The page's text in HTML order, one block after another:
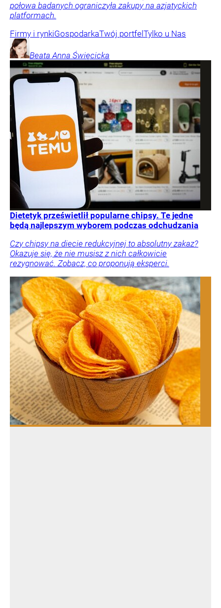
połowa badanych ograniczyła zakupy na azjatyckich
platformach.
Firmy i rynkiGospodarkaTwój portfelTylko u Nas
Beata Anna Święcicka
Dietetyk prześwietlił popularne chipsy. Te jedne
będą najlepszym wyborem podczas odchudzania
Czy chipsy na diecie redukcyjnej to absolutny zakaz?
Okazuje się, że nie musisz z nich całkowicie
rezygnować. Zobacz, co proponują eksperci.